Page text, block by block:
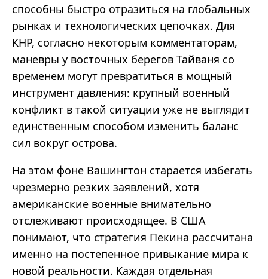
способны быстро отразиться на глобальных
рынках и технологических цепочках. Для
КНР, согласно некоторым комментаторам,
маневры у восточных берегов Тайваня со
временем могут превратиться в мощный
инструмент давления: крупный военный
конфликт в такой ситуации уже не выглядит
единственным способом изменить баланс
сил вокруг острова.
На этом фоне Вашингтон старается избегать
чрезмерно резких заявлений, хотя
американские военные внимательно
отслеживают происходящее. В США
понимают, что стратегия Пекина рассчитана
именно на постепенное привыкание мира к
новой реальности. Каждая отдельная